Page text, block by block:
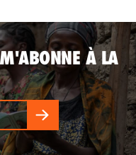
À LA